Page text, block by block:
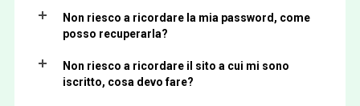
Non riesco a ricordare la mia password, come
posso recuperarla?
Non riesco a ricordare il sito a cui mi sono
iscritto, cosa devo fare?